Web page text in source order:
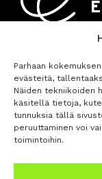
Parhaan
evästeitä,
Näiden tekniikoiden
käsitellä tietoja,
tunnuksia tällä
peruuttaminen voi
toimintoihin.